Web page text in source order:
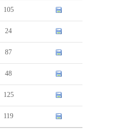
105
24
87
48
125
119